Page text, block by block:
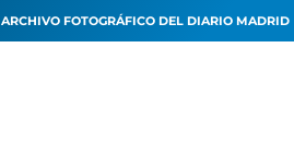
ARCHIVO FOTOGRÁFICO DEL DIARIO MADRID